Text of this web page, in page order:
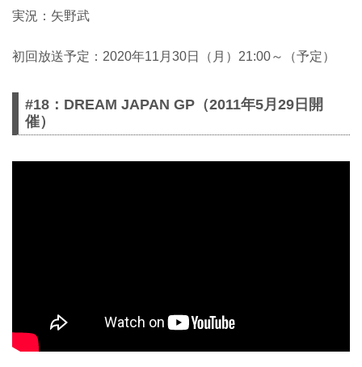
実況：矢野武
初回放送予定：2020年11月30日（月）21:00～（予定）
#18：DREAM JAPAN GP（2011年5月29日開
催）